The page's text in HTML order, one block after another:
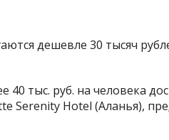
40 тыс. руб. на человека
Serenity Hotel (Аланья),